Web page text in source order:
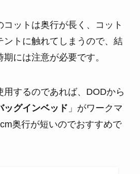
ットは奥行が長く、コット
ントに触れてしまうので、結
には注意が必要です。
するのであれば、DODから
ッグインベッド 」がワークマ
奥行が短いのでおすすめで